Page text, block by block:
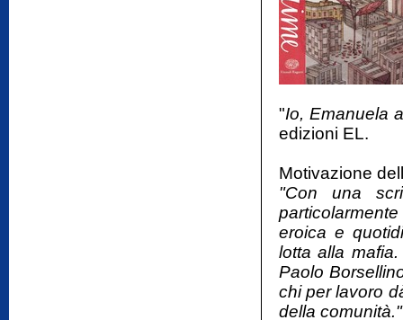
"Io, Emanuela
edizioni EL.
Motivazione
"Con una
eroica e
lotta alla
Paolo
chi per lavoro
della comunità."